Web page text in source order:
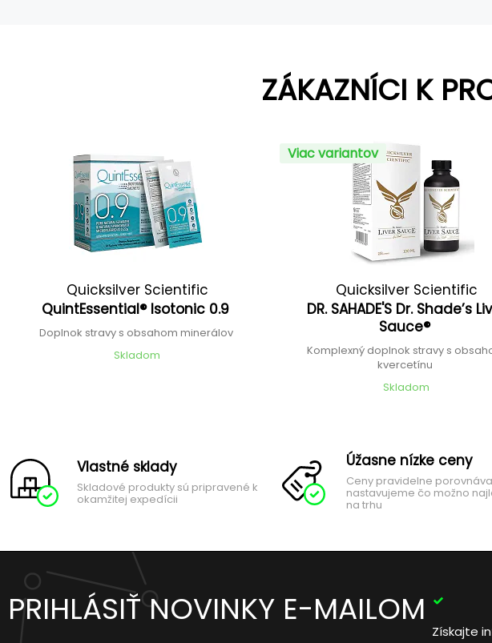
ZÁKAZNÍCI K
Quicksilver Scientific
QuintEssential® Isotonic 0.9
Doplnok stravy s obsahom minerálov
Skladom
Viac variantov
Quicksilver Scientific
DR. SAHADE'S Dr. Shade’s
Sauce®
Komplexný doplnok stravy s
kvercetínu
Skladom
Vlastné sklady
Skladové produkty sú pripravené k
okamžitej expedícii
Úžasne nízke ceny
Ceny pravidelne
nastavujeme čo možno
na trhu
PRIHLÁSIŤ NOVINKY E-MAILOM
Získajte